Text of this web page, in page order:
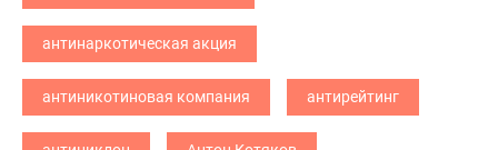
антинаркотическая акция
антиникотиновая компания антирейтинг